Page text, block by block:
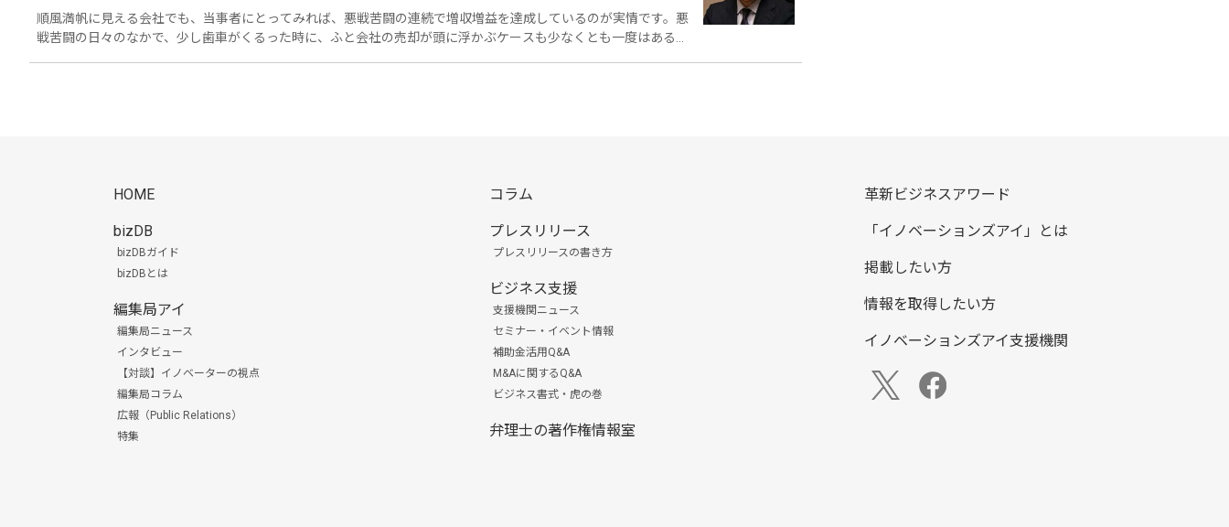
順風満帆に見える会社でも、当事者にとってみれば、悪戦苦闘の連続で増収増益を達成しているのが実情です。悪
戦苦闘の日々のなかで、少し歯車がくるった時に、ふと会社の売却が頭に浮かぶケースも少なくとも一度はあると
HOME
bizDB
bizDBガイド
bizDBとは
編集局アイ
編集局ニュース
インタビュー
【対談】イノベーターの視点
編集局コラム
広報（Public Relations）
特集
コラム
プレスリリース
プレスリリースの書き方
ビジネス支援
支援機関ニュース
セミナー・イベント情報
補助金活用Q&A
M&Aに関するQ&A
ビジネス書式・虎の巻
弁理士の著作権情報室
革新ビジネスアワード
「イノベーションズアイ」とは
掲載したい方
情報を取得したい方
イノベーションズアイ支援機関